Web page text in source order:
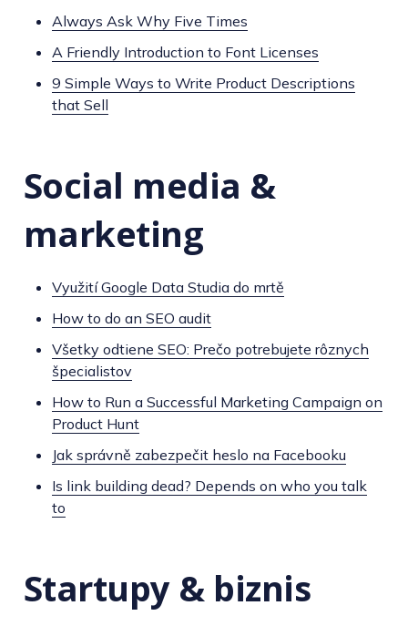
Always Ask Why Five Times
A Friendly Introduction to Font Licenses
9 Simple Ways to Write Product Descriptions
that Sell
Social media &
marketing
Využití Google Data Studia do mrtě
How to do an SEO audit
Všetky odtiene SEO: Prečo potrebujete rôznych
špecialistov
How to Run a Successful Marketing Campaign on
Product Hunt
Jak správně zabezpečit heslo na Facebooku
Is link building dead? Depends on who you talk
to
Startupy & biznis